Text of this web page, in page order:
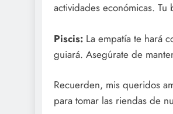
actividades económicas.
Piscis: La empatía te hará
guiará. Asegúrate de
Recuerden, mis queridos
para tomar las riendas de